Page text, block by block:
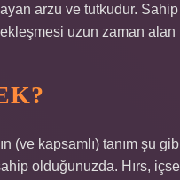
arzu ve tutkudur.
uzun zaman
(ve kapsamlı) tanım şu
olduğunuzda. Hırs,